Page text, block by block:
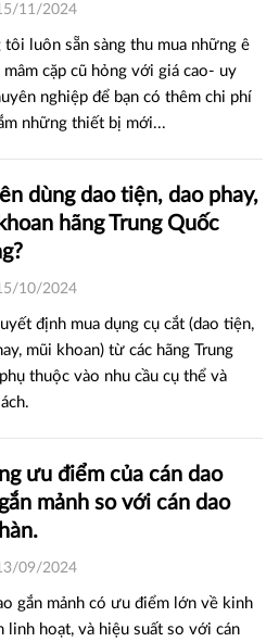
11/2024
tôi luôn sẵn sàng thu mua những ê
mâm cặp cũ hỏng với giá cao- uy
nghiệp để bạn có thêm chi phí
những thiết bị mới...
dùng dao tiện, dao phay,
hãng Trung Quốc
10/2024
định mua dụng cụ cắt (dao tiện,
mũi khoan) từ các hãng Trung
thuộc vào nhu cầu cụ thể và
ưu điểm của cán dao
mảnh so với cán dao
09/2024
gắn mảnh có ưu điểm lớn về kinh
linh hoạt, và hiệu suất so với cán